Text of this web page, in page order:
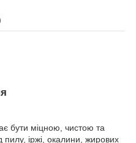
бути міцною, чистою та
іржі, окалини, жирових